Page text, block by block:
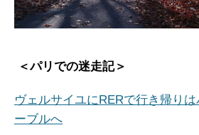
＜パリでの迷走記＞
ヴェルサイユにRERで行き帰り
ーブルへ